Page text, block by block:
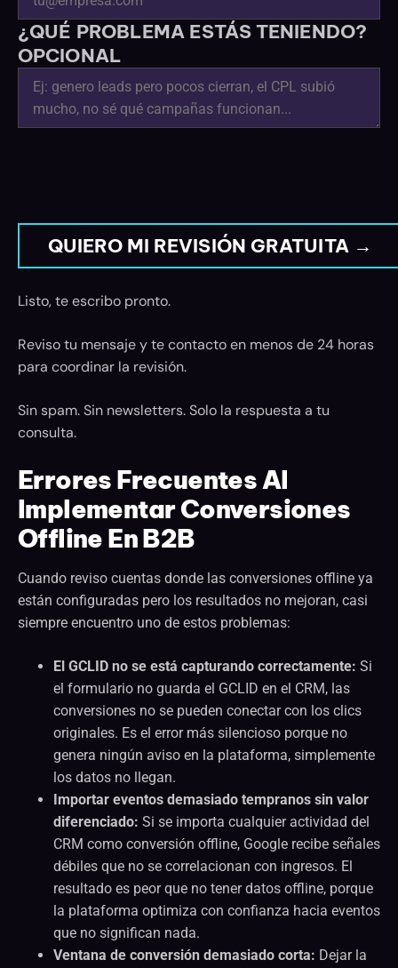
¿QUÉ PROBLEMA ESTÁS TENIENDO?
OPCIONAL
QUIERO MI REVISIÓN GRATUITA →
Listo, te escribo pronto.
Reviso tu mensaje y te contacto en menos de 24 horas
para coordinar la revisión.
Sin spam. Sin newsletters. Solo la respuesta a tu
consulta.
Errores Frecuentes Al
Implementar Conversiones
Offline En B2B
Cuando reviso cuentas donde las conversiones offline ya
están configuradas pero los resultados no mejoran, casi
siempre encuentro uno de estos problemas:
El GCLID no se está capturando correctamente: Si
el formulario no guarda el GCLID en el CRM, las
conversiones no se pueden conectar con los clics
originales. Es el error más silencioso porque no
genera ningún aviso en la plataforma, simplemente
los datos no llegan.
Importar eventos demasiado tempranos sin valor
diferenciado: Si se importa cualquier actividad del
CRM como conversión offline, Google recibe señales
débiles que no se correlacionan con ingresos. El
resultado es peor que no tener datos offline, porque
la plataforma optimiza con confianza hacia eventos
que no significan nada.
Ventana de conversión demasiado corta: Dejar la